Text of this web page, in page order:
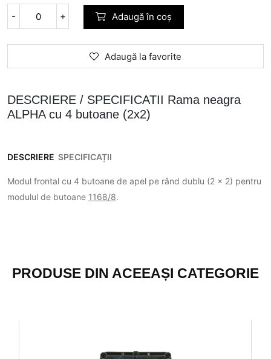
- + Adaugă în coș
Adaugă la favorite
DESCRIERE / SPECIFICATII Rama neagra
ALPHA cu 4 butoane (2x2)
DESCRIERE SPECIFICAȚII
Modul frontal cu 4 butoane de apel pe rând dublu (2 x 2) pentru
modulul de butoane 1168/8.
PRODUSE DIN ACEEAȘI CATEGORIE